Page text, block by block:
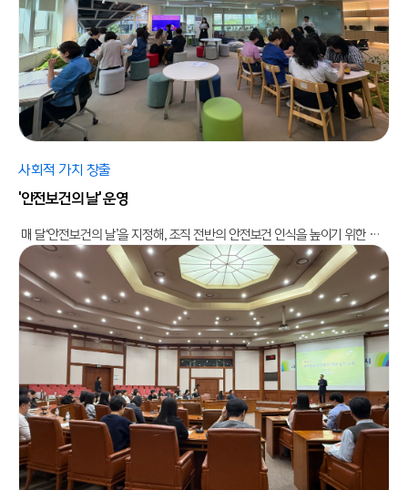
사회적 가치 창출
'안전보건의 날' 운영
매 달‘안전보건의 날’을 지정해, 조직 전반의 안전보건 인식을 높이기 위한 다양